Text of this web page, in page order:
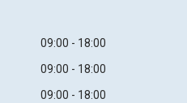
09:00
18:00
09:00
18:00
09:00
18:00